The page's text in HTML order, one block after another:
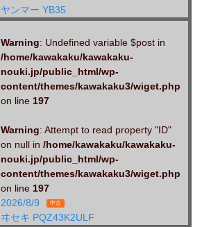
ヤンマー YB35
Warning: Undefined variable $post in
/home/kawakaku/kawakaku-
nouki.jp/public_html/wp-
content/themes/kawakaku3/wiget.php
on line 197
Warning: Attempt to read property "ID"
on null in /home/kawakaku/kawakaku-
nouki.jp/public_html/wp-
content/themes/kawakaku3/wiget.php
on line 197
2026/8/9
中古
ヰセキ PQZ43K2ULF